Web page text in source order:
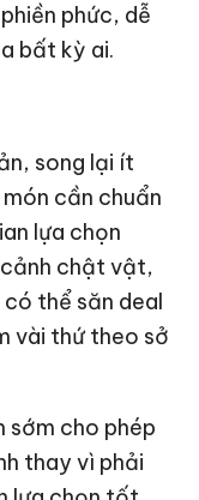
phức, dễ
bất kỳ ai.
song lại ít
cần chuẩn
lựa chọn
chật vật,
thể săn deal
vài thứ theo sở
sớm cho phép
thay vì phải